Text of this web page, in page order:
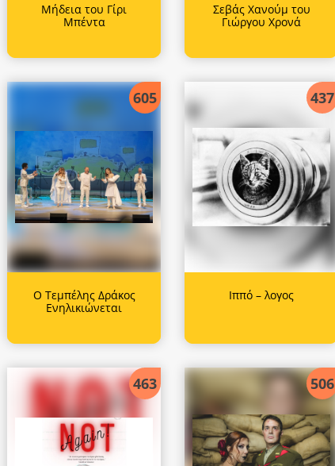
Μήδεια του Γίρι
Μπέντα
Σεβάς Χανούμ του
Γιώργου Χρονά
605
Ο Τεμπέλης Δράκος
Ενηλικιώνεται
437
Ιππό – λογος
463 506